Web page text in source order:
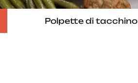
Polpette di tacchino